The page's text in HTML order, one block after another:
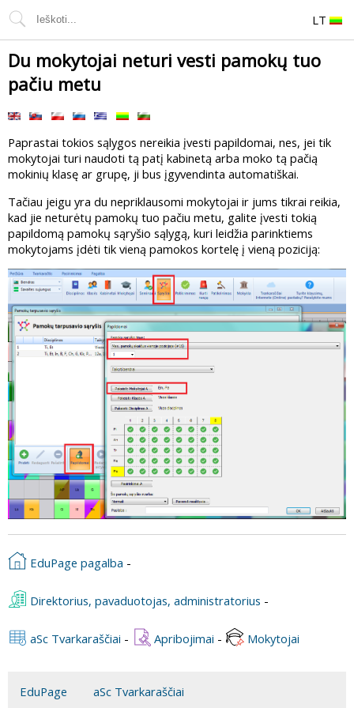
LT
Du mokytojai neturi vesti pamokų tuo
pačiu metu
Paprastai tokios sąlygos nereikia įvesti papildomai, nes, jei tik
mokytojai turi naudoti tą patį kabinetą arba moko tą pačią
mokinių klasę ar grupę, ji bus įgyvendinta automatiškai.
Tačiau jeigu yra du nepriklausomi mokytojai ir jums tikrai reikia,
kad jie neturėtų pamokų tuo pačiu metu, galite įvesti tokią
papildomą pamokų sąryšio sąlygą, kuri leidžia parinktiems
mokytojams įdėti tik vieną pamokos kortelę į vieną poziciją:
EduPage pagalba -
Direktorius, pavaduotojas, administratorius -
aSc Tvarkaraščiai - Apribojimai - Mokytojai
EduPage aSc Tvarkaraščiai